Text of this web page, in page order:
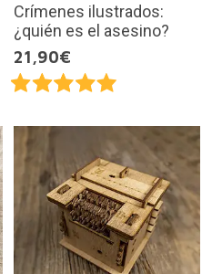
Crímenes ilustrados:
¿quién es el asesino?
21,90€